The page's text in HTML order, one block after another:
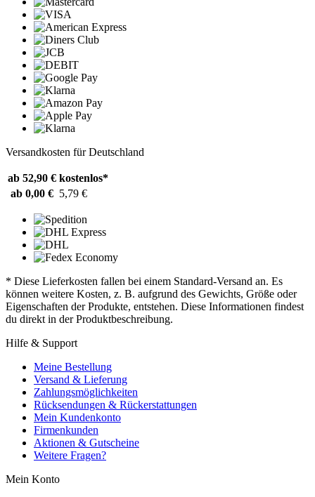
Versandkosten für Deutschland
ab 52,90 € kostenlos*
ab 0,00 € 5,79 €
* Diese Lieferkosten fallen bei einem Standard-Versand an. Es
können weitere Kosten, z. B. aufgrund des Gewichts, Größe oder
Eigenschaften der Produkte, entstehen. Diese Informationen findest
du direkt in der Produktbeschreibung.
Hilfe & Support
Meine Bestellung
Versand & Lieferung
Zahlungsmöglichkeiten
Rücksendungen & Rückerstattungen
Mein Kundenkonto
Firmenkunden
Aktionen & Gutscheine
Weitere Fragen?
Mein Konto